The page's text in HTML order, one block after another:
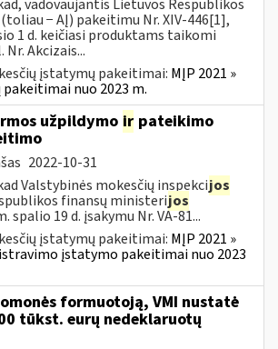
vadovaujantis Lietuvos Respublikos
− AĮ) pakeitimu Nr. XIV-446[1],
1 d. keičiasi produktams taikomi
Akcizais...
įstatymų pakeitimai: MĮP 2021 »
nuo 2023 m.
užpildymo ir pateikimo
2022-10-31
Valstybinės mokesčių inspekcijos
finansų ministerijos
spalio 19 d. įsakymu Nr. VA-81...
įstatymų pakeitimai: MĮP 2021 »
įstatymo pakeitimai nuo 2023
formuotoją, VMI nustatė
tūkst. eurų nedeklaruotų